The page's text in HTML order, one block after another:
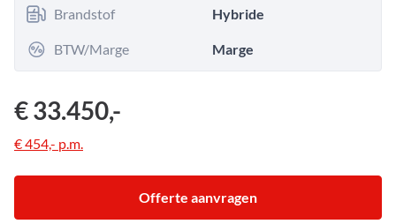
Brandstof Hybride
BTW/Marge Marge
€ 33.450,-
€ 454,- p.m.
Offerte aanvragen